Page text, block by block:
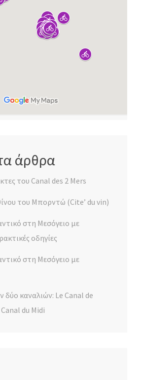
άρθρα
του Canal des 2 Mers
του Μπορντώ (Cite’ du vin)
στη Μεσόγειο με
οδηγίες
στη Μεσόγειο με
δύο καναλιών: Le Canal de
du Midi